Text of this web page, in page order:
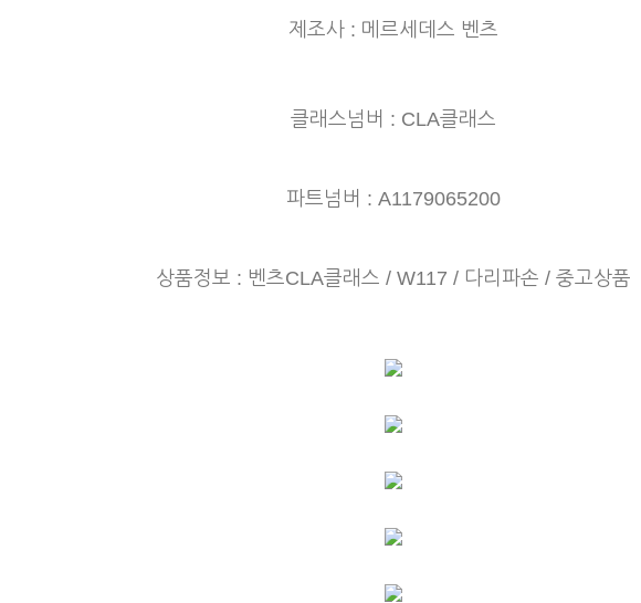
제조사 : 메르세데스 벤츠
클래스넘버 : CLA클래스
파트넘버 : A1179065200
상품정보 : 벤츠CLA클래스 / W117 / 다리파손 / 중고상품